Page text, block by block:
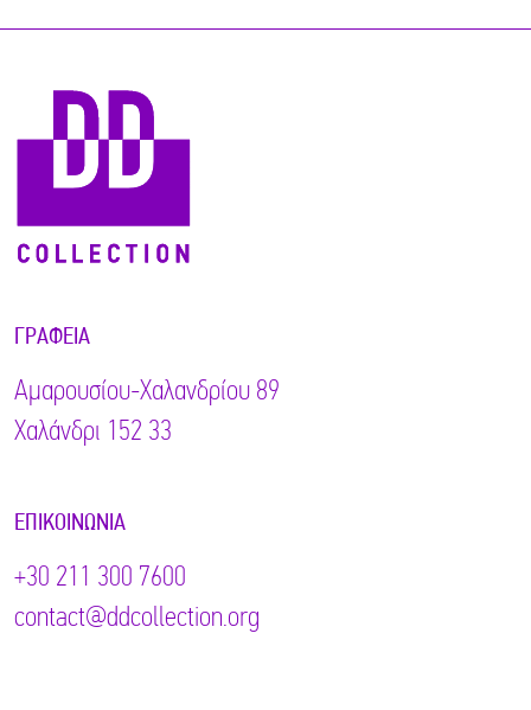
ΓΡΑΦΕΊΑ
Αμαρουσίου-Χαλανδρίου 89
Χαλάνδρι 152 33
ΕΠΙΚΟΙΝΩΝΊΑ
+30 211 300 7600
contact@ddcollection.org